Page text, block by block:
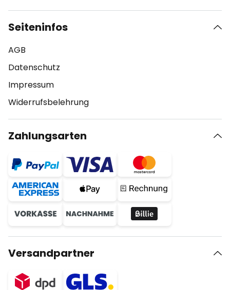
Seiteninfos
AGB
Datenschutz
Impressum
Widerrufsbelehrung
Zahlungsarten
Versandpartner